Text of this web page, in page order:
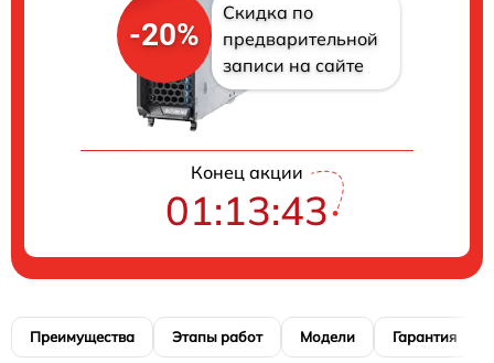
-20%
Скидка по
предварительной
записи на сайте
Конец акции
01:13:42
Преимущества Этапы работ Модели Гарантия